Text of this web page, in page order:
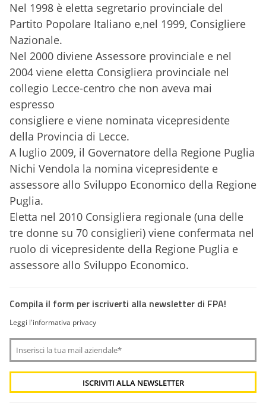
Nel 1998 è eletta segretario provinciale del
Partito Popolare Italiano e,nel 1999, Consigliere
Nazionale.
Nel 2000 diviene Assessore provinciale e nel
2004 viene eletta Consigliera provinciale nel
collegio Lecce-centro che non aveva mai
espresso
consigliere e viene nominata vicepresidente
della Provincia di Lecce.
A luglio 2009, il Governatore della Regione Puglia
Nichi Vendola la nomina vicepresidente e
assessore allo Sviluppo Economico della Regione
Puglia.
Eletta nel 2010 Consigliera regionale (una delle
tre donne su 70 consiglieri) viene confermata nel
ruolo di vicepresidente della Regione Puglia e
assessore allo Sviluppo Economico.
Compila il form per iscriverti alla newsletter di FPA!
Leggi l'informativa privacy